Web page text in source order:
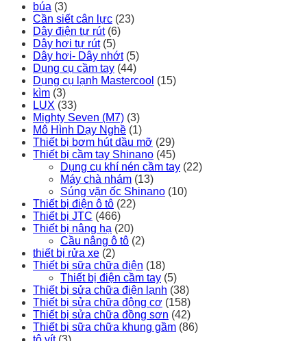
búa (3)
Cần siết cân lực (23)
Dây điện tự rút (6)
Dây hơi tự rút (5)
Dây hơi- Dây nhớt (5)
Dụng cụ cầm tay (44)
Dụng cụ lạnh Mastercool (15)
kìm (3)
LUX (33)
Mighty Seven (M7) (3)
Mô Hình Dạy Nghề (1)
Thiết bị bơm hút dầu mỡ (29)
Thiết bị cầm tay Shinano (45)
Dụng cụ khí nén cầm tay (22)
Máy chà nhám (13)
Súng vặn ốc Shinano (10)
Thiết bị điện ô tô (22)
Thiết bị JTC (466)
Thiết bị nâng hạ (20)
Cầu nâng ô tô (2)
thiết bị rửa xe (2)
Thiết bị sữa chữa điện (18)
Thiết bị điện cầm tay (5)
Thiết bị sửa chữa điện lạnh (38)
Thiết bị sửa chữa động cơ (158)
Thiết bị sửa chữa đồng sơn (42)
Thiết bị sữa chữa khung gầm (86)